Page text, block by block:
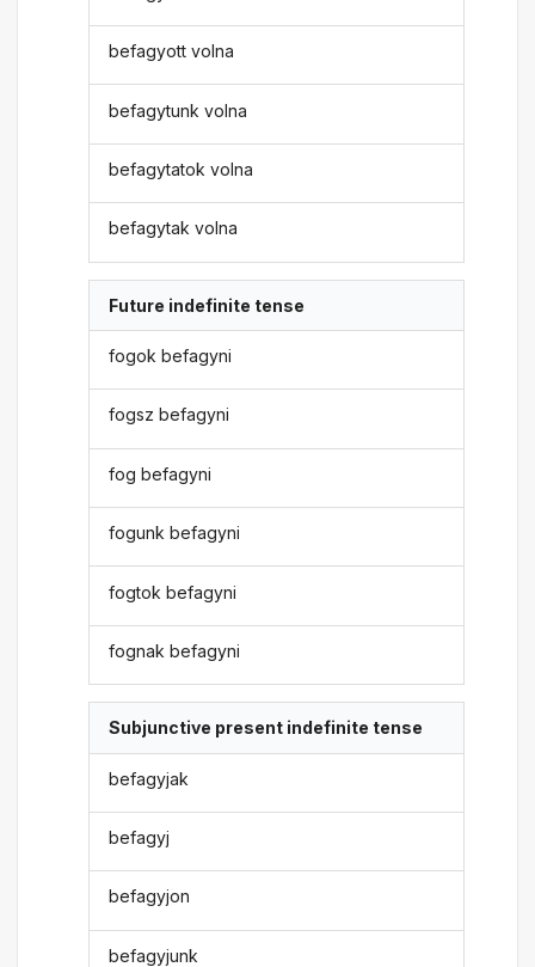
befagyott volna
befagytunk volna
befagytatok volna
befagytak volna
Future indefinite tense
fogok befagyni
fogsz befagyni
fog befagyni
fogunk befagyni
fogtok befagyni
fognak befagyni
Subjunctive present indefinite tense
befagyjak
befagyj
befagyjon
befagyjunk